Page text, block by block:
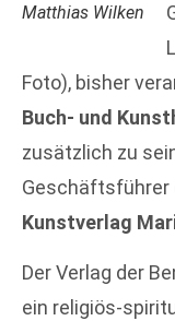
Matthias Wilken
Foto), bisher
Buch- und
zusätzlich zu
Geschäftsführer
Kunstverlag
Der Verlag der
ein religiös-